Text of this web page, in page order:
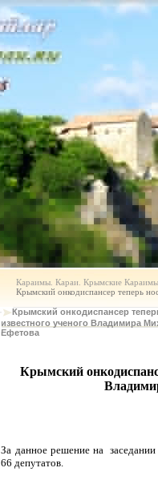
Караимы. Караи. Крымские
Крымский онкодиспансер теперь
Крымский онкодиспансер
известного ученого Владимира
Ефетова
Крымский
За данное решение на
66 депутатов.